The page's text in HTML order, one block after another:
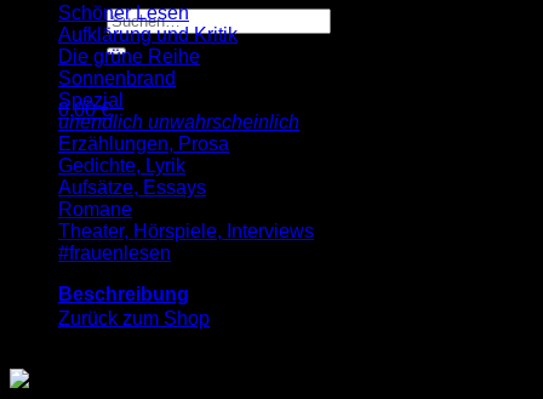
Suche
nach:
0,00€
Warenkorb
Zurück zum Shop
Schöner Lesen
Aufklärung und Kritik
Die grüne Reihe
Sonnenbrand
Spezial
unendlich unwahrscheinlich
Erzählungen, Prosa
Gedichte, Lyrik
Aufsätze, Essays
Romane
Theater, Hörspiele, Interviews
#frauenlesen
Beschreibung